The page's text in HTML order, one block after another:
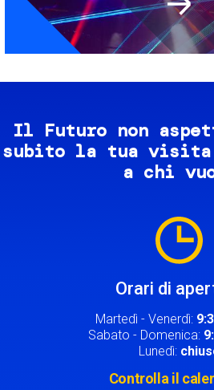
Il Futuro non
subito la tua visita
a chi
Orari di
Martedì - Venerdì:
Sabato - Domenica:
Lunedì:
Controlla il